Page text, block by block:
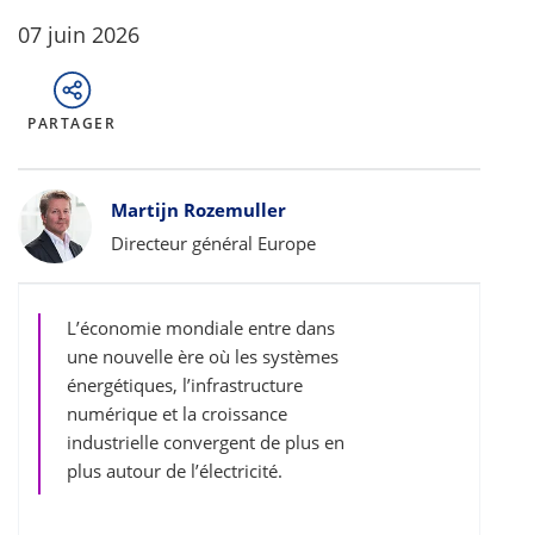
07 juin 2026
PARTAGER
Bylines
Martijn Rozemuller
Directeur général Europe
L’économie mondiale entre dans
une nouvelle ère où les systèmes
énergétiques, l’infrastructure
numérique et la croissance
industrielle convergent de plus en
plus autour de l’électricité.